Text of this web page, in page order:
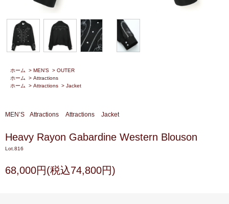
ホーム > MEN’S > OUTER
ホーム
> Attractions
ホーム
> Attractions > Jacket
MEN’S Attractions Attractions Jacket
Heavy Rayon Gabardine Western Blouson
Lot.816
68,000円(税込74,800円)